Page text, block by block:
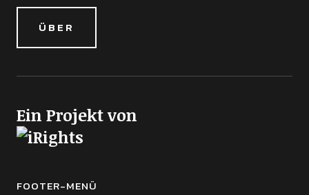
ÜBER
Ein Projekt von
FOOTER-MENÜ